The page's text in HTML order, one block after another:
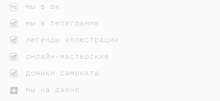
мы в вк
мы в телеграмме
легенды иллюстрации
онлайн-мастерские
домики самоката
мы на дзене